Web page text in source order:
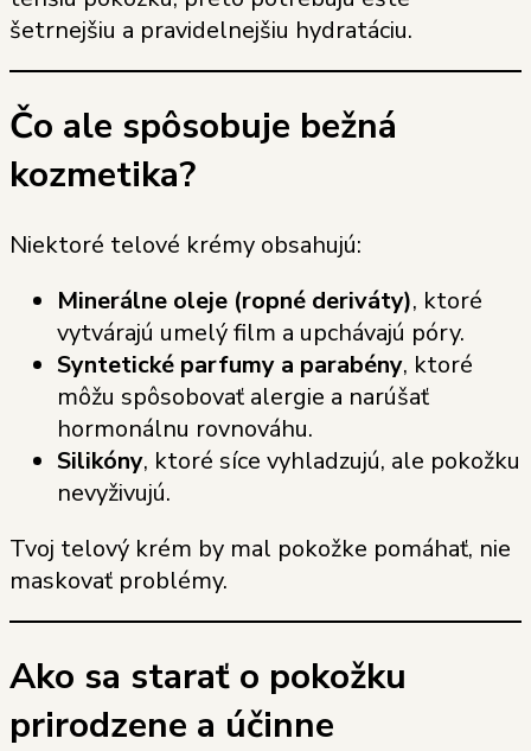
šetrnejšiu a pravidelnejšiu hydratáciu.
Čo ale spôsobuje bežná
kozmetika?
Niektoré telové krémy obsahujú:
Minerálne oleje (ropné deriváty), ktoré
vytvárajú umelý film a upchávajú póry.
Syntetické parfumy a parabény, ktoré
môžu spôsobovať alergie a narúšať
hormonálnu rovnováhu.
Silikóny, ktoré síce vyhladzujú, ale pokožku
nevyživujú.
Tvoj telový krém by mal pokožke pomáhať, nie
maskovať problémy.
Ako sa starať o pokožku
prirodzene a účinne